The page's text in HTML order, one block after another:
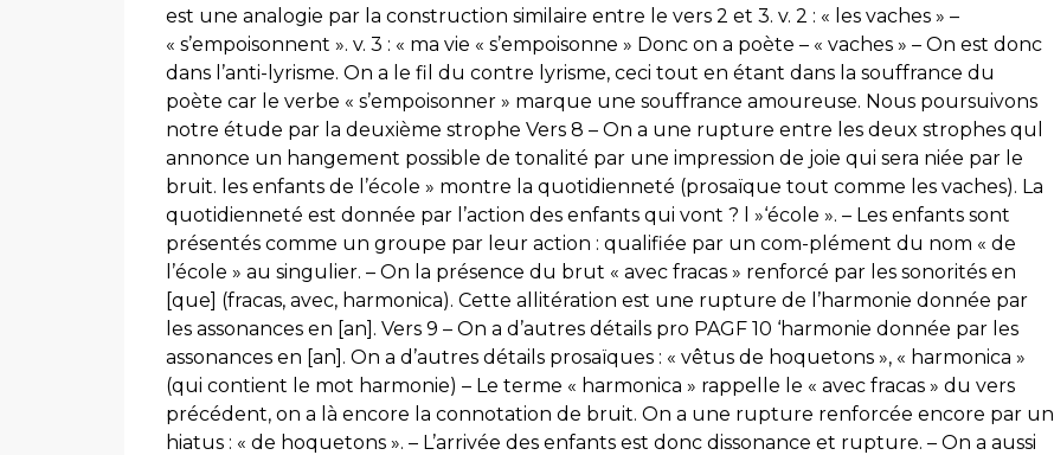
est une analogie par la construction similaire entre le vers 2 et 3. v. 2 : « les vaches » –
« s’empoisonnent ». v. 3 : « ma vie « s’empoisonne » Donc on a poète – « vaches » – On est donc
dans l’anti-lyrisme. On a le fil du contre lyrisme, ceci tout en étant dans la souffrance du
poète car le verbe « s’empoisonner » marque une souffrance amoureuse. Nous poursuivons
notre étude par la deuxième strophe Vers 8 – On a une rupture entre les deux strophes qul
annonce un hangement possible de tonalité par une impression de joie qui sera niée par le
bruit. les enfants de l’école » montre la quotidienneté (prosaïque tout comme les vaches). La
quotidienneté est donnée par l’action des enfants qui vont ? l »‘école ». – Les enfants sont
présentés comme un groupe par leur action : qualifiée par un com-plément du nom « de
l’école » au singulier. – On la présence du brut « avec fracas » renforcé par les sonorités en
[que] (fracas, avec, harmonica). Cette allitération est une rupture de l’harmonie donnée par
les assonances en [an]. Vers 9 – On a d’autres détails pro PAGF 10 ‘harmonie donnée par les
assonances en [an]. On a d’autres détails prosaïques : « vêtus de hoquetons », « harmonica »
(qui contient le mot harmonie) – Le terme « harmonica » rappelle le « avec fracas » du vers
précédent, on a là encore la connotation de bruit. On a une rupture renforcée encore par un
hiatus : « de hoquetons ». – L’arrivée des enfants est donc dissonance et rupture. – On a aussi